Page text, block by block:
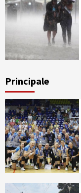
Principale